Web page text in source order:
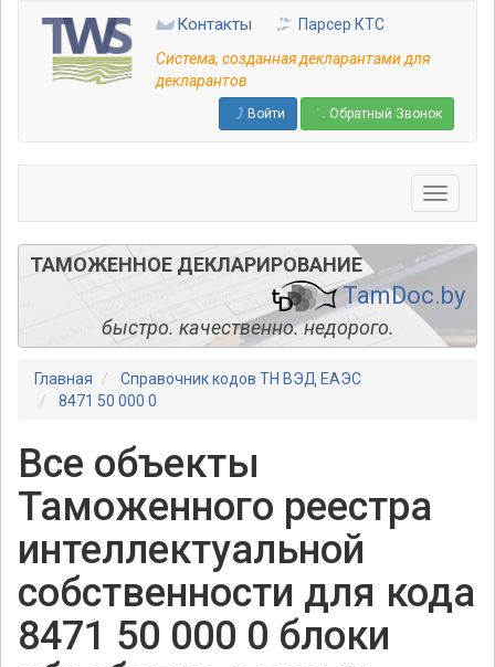
основному
содержанию
Контакты
Парсер КТС
Система, созданная декларантами для
декларантов
Войти Обратный Звонок
ТАМОЖЕННОЕ ДЕКЛАРИРОВАНИЕ
TamDoc.by
быстро. качественно. недорого.
Главная
Справочник кодов ТН ВЭД ЕАЭС
8471 50 000 0
Все объекты
Таможенного реестра
интеллектуальной
собственности для кода
8471 50 000 0 блоки